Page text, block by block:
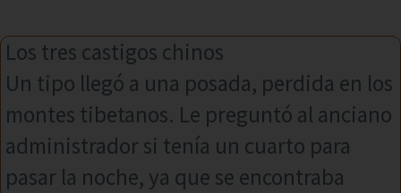
Los tres castigos chinos
Un tipo llegó a una posada, perdida en los
montes tibetanos. Le preguntó al anciano
administrador si tenía un cuarto para
pasar la noche, ya que se encontraba